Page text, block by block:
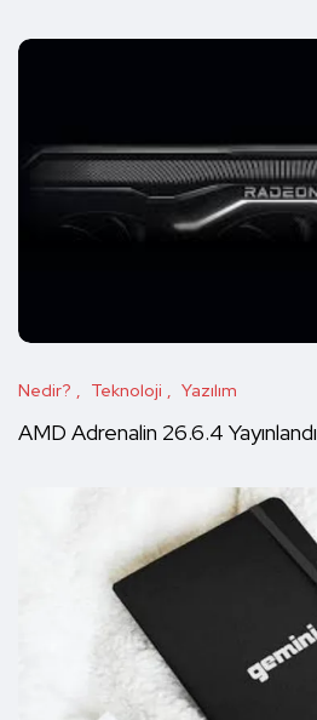
Nedir? Teknoloji Yazılım
AMD Adrenalin 26.6.4 Yayınlandı